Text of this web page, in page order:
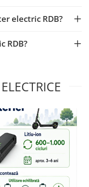
electric RDB?
RDB?